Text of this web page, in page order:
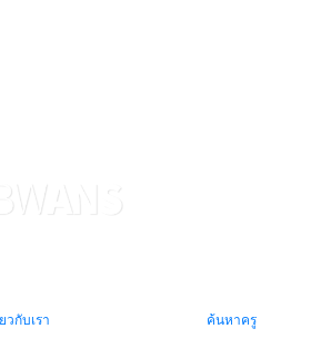
ครูก็อบอุ่นและเป็นกันเองอย่างไม่น่า
กบทเรียนแนะนำราคาพิเศษและมี
วกับเรา ค้นหาครู